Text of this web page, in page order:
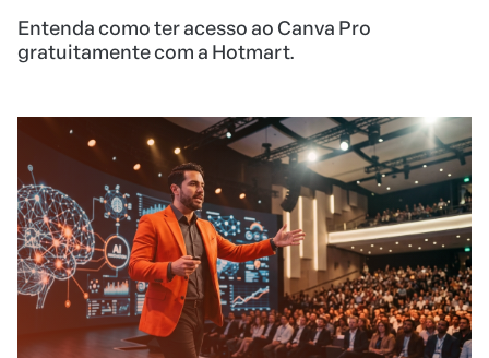
Entenda como ter acesso ao Canva Pro
gratuitamente com a Hotmart.